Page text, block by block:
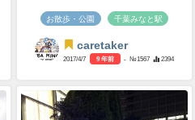
お散歩・公園 千葉みなと駅
caretaker
2017/4/7 9 年前 - №1567 2394